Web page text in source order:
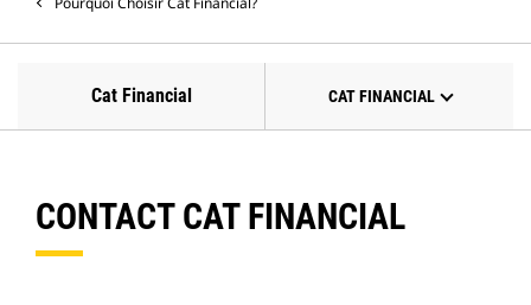
Cat Financial CAT FINANCIAL
CONTACT CAT FINANCIAL